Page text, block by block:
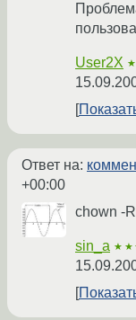
User2X ★
Ответ на:
+00:00
chown -
sin_a